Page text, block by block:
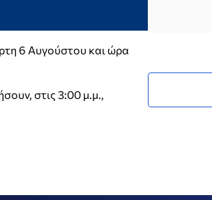
6 Αυγούστου και ώρα
στις 3:00 μ.μ.,